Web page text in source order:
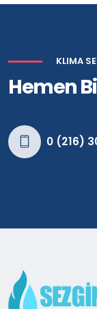
KLIMA
Hemen
0 (216)